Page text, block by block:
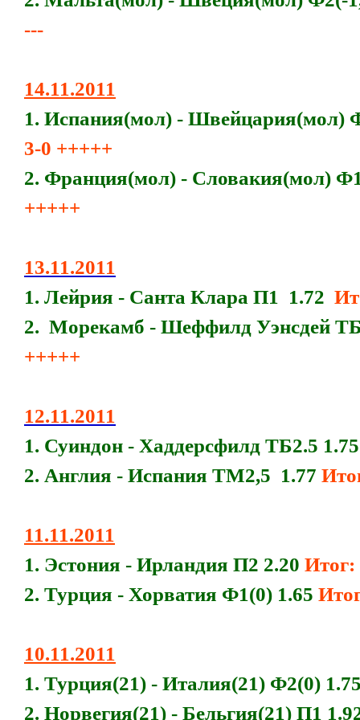
---
14.11.2011
1. Испания(мол) - Швейцария(мол)
3-0 +++++
2. Франция(мол) - Словакия(мол)
+++++
13.11.2011
1. Лейрия - Санта Клара П1 1.72
2. Морекамб - Шеффилд Уэнсдей
+++++
12.11.2011
1. Суиндон - Хаддерсфилд ТБ2.5
2. Англия - Испания ТМ2,5 1.77
11.11.2011
1. Эстония - Ирландия П2 2.20 Итог:
2. Турция - Хорватия Ф1(0) 1.65
10.11.2011
1. Турция(21) - Италия(21) Ф2(0)
2. Норвегия(21) - Бельгия(21) П1